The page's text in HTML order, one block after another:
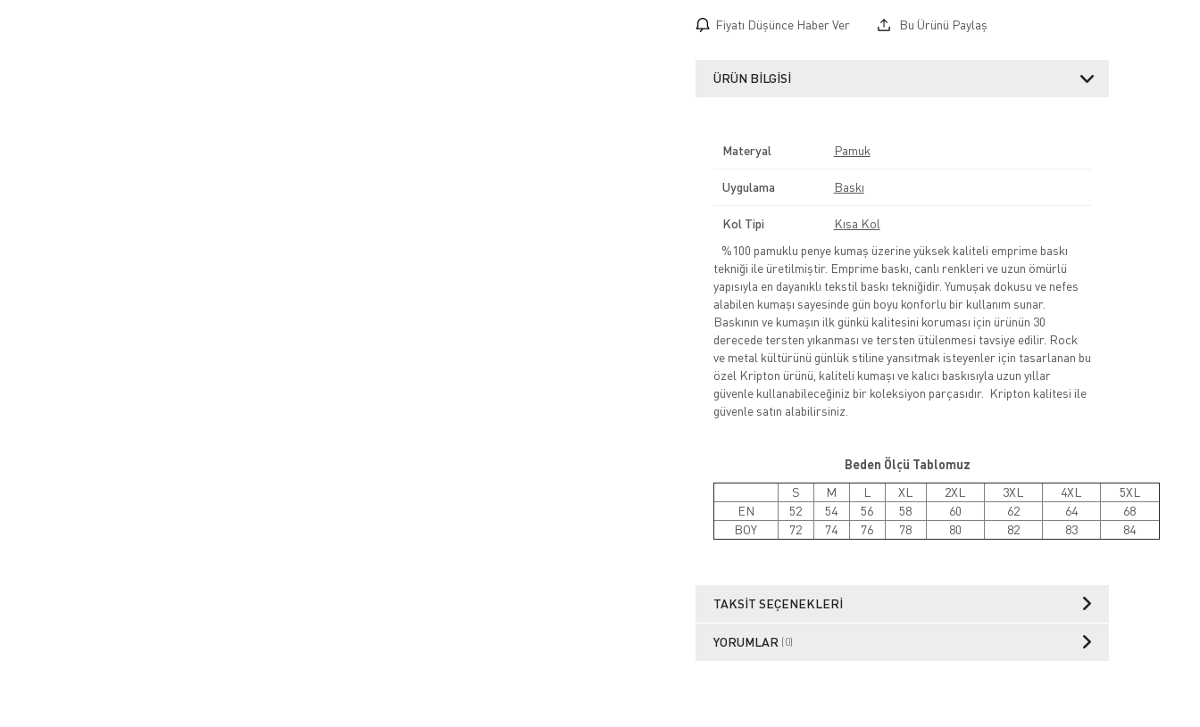
Fiyatı Düşünce Haber Ver Bu Ürünü Paylaş
ÜRÜN BILGISI
Materyal Pamuk
Uygulama Baskı
Kol Tipi
Kısa Kol
%100 pamuklu penye kumaş üzerine yüksek kaliteli emprime baskı
tekniği ile üretilmiştir. Emprime baskı, canlı renkleri ve uzun ömürlü
yapısıyla en dayanıklı tekstil baskı tekniğidir. Yumuşak dokusu ve nefes
alabilen kumaşı sayesinde gün boyu konforlu bir kullanım sunar.
Baskının ve kumaşın ilk günkü kalitesini koruması için ürünün 30
derecede tersten yıkanması ve tersten ütülenmesi tavsiye edilir. Rock
ve metal kültürünü günlük stiline yansıtmak isteyenler için tasarlanan bu
özel Kripton ürünü, kaliteli kumaşı ve kalıcı baskısıyla uzun yıllar
güvenle kullanabileceğiniz bir koleksiyon parçasıdır. Kripton kalitesi ile
güvenle satın alabilirsiniz.
Beden Ölçü Tablomuz
S
M L XL 2XL 3XL 4XL
5XL
EN
52 54 56 58 60 62 64
68
BOY
72 74 76 78 80 82 83 84
TAKSIT SEÇENEKLERI
YORUMLAR (0)